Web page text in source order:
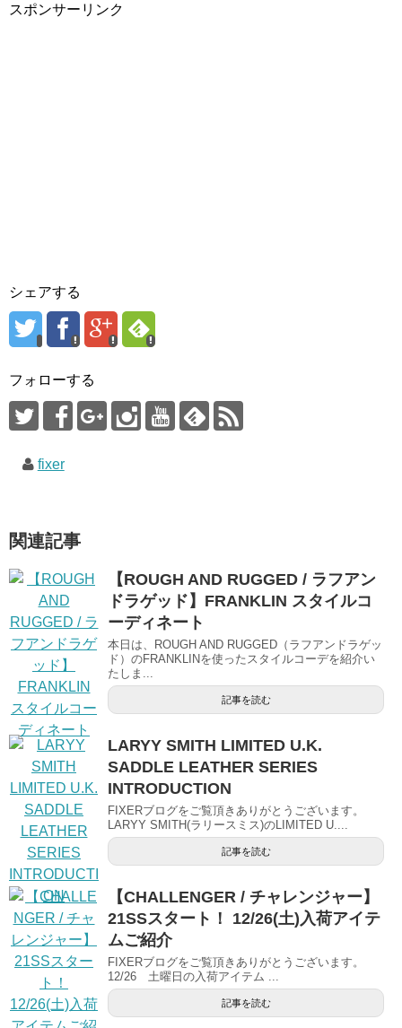
スポンサーリンク
シェアする
フォローする
fixer
関連記事
【ROUGH AND RUGGED / ラフアン
ドラゲッド】FRANKLIN スタイルコ
ーディネート
本日は、ROUGH AND RUGGED（ラフアンドラゲッ
ド）のFRANKLINを使ったスタイルコーデを紹介い
たしま...
記事を読む
LARYY SMITH LIMITED U.K.
SADDLE LEATHER SERIES
INTRODUCTION
FIXERブログをご覧頂きありがとうございます。
LARYY SMITH(ラリースミス)のLIMITED U....
記事を読む
【CHALLENGER / チャレンジャー】
21SSスタート！ 12/26(土)入荷アイテ
ムご紹介
FIXERブログをご覧頂きありがとうございます。
12/26 土曜日の入荷アイテム ...
記事を読む